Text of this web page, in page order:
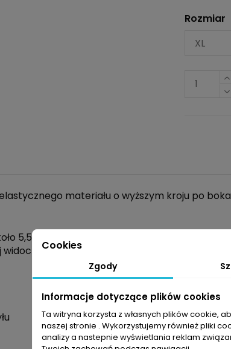
Rozmiar
materiału o wyższym kroju po
5,5 cm
widocznościCookies
Zgody
Informacje dotyczące plików cookies
Ta witryna korzysta z własnych plików cookie,
naszej stronie . Wykorzystujemy również pliki
analizy a nastepnie wyświetlania reklam